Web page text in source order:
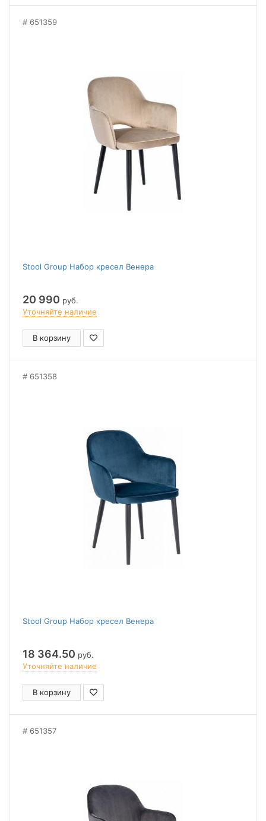
651359
Stool Group Набор кресел Венера
20 990 руб.
Уточняйте наличие
В корзину
651358
Stool Group Набор кресел Венера
18 364.50 руб.
Уточняйте наличие
В корзину
651357